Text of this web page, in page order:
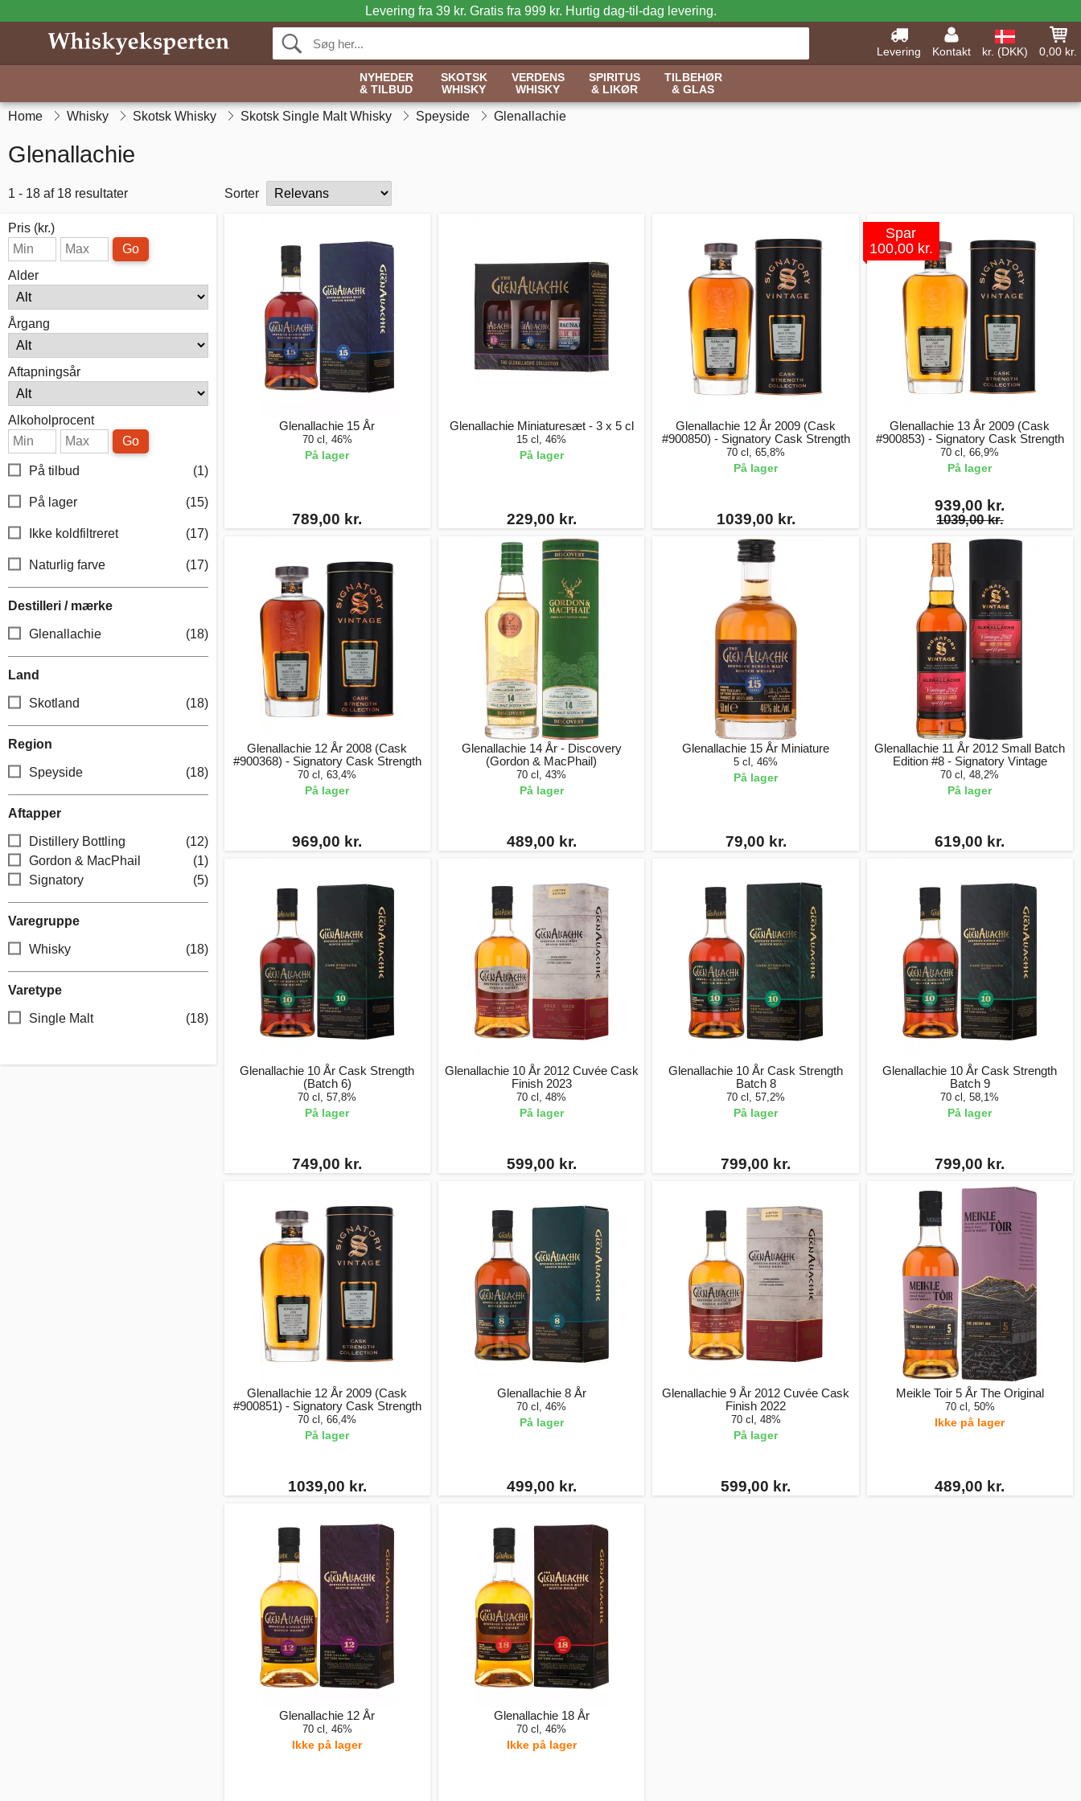
Levering fra 39 kr. Gratis fra 999 kr. Hurtig dag-til-dag levering.
Levering Kontakt kr. (DKK)
0,00 kr.
NYHEDER
& TILBUD
SKOTSK
WHISKY
VERDENS
WHISKY
SPIRITUS
& LIKØR
TILBEHØR
& GLAS
Home Whisky Skotsk Whisky Skotsk Single Malt Whisky Speyside Glenallachie
Glenallachie
1 - 18 af 18 resultater Sorter
Pris (kr.)
Go
Alder
Årgang
Aftapningsår
Alkoholprocent
Go
På tilbud (1)
På lager (15)
Ikke koldfiltreret (17)
Naturlig farve (17)
Destilleri / mærke
Glenallachie (18)
Land
Skotland (18)
Region
Speyside (18)
Aftapper
Distillery Bottling
(12)
Gordon & MacPhail
(1)
Signatory
(5)
Varegruppe
Whisky (18)
Varetype
Single Malt (18)
Glenallachie 15 År
70 cl, 46%
På lager
789,00 kr.
Glenallachie Miniaturesæt - 3 x 5 cl
15 cl, 46%
På lager
229,00 kr.
Glenallachie 12 År 2009 (Cask
#900850) - Signatory Cask Strength
70 cl, 65,8%
På lager
1039,00 kr.
Spar
100,00 kr.
Glenallachie 13 År 2009 (Cask
#900853) - Signatory Cask Strength
70 cl, 66,9%
På lager
939,00 kr.
1039,00 kr.
Glenallachie 12 År 2008 (Cask
#900368) - Signatory Cask Strength
70 cl, 63,4%
På lager
969,00 kr.
Glenallachie 14 År - Discovery
(Gordon & MacPhail)
70 cl, 43%
På lager
489,00 kr.
Glenallachie 15 År Miniature
5 cl, 46%
På lager
79,00 kr.
Glenallachie 11 År 2012 Small Batch
Edition #8 - Signatory Vintage
70 cl, 48,2%
På lager
619,00 kr.
Glenallachie 10 År Cask Strength
(Batch 6)
70 cl, 57,8%
På lager
749,00 kr.
Glenallachie 10 År 2012 Cuvée Cask
Finish 2023
70 cl, 48%
På lager
599,00 kr.
Glenallachie 10 År Cask Strength
Batch 8
70 cl, 57,2%
På lager
799,00 kr.
Glenallachie 10 År Cask Strength
Batch 9
70 cl, 58,1%
På lager
799,00 kr.
Glenallachie 12 År 2009 (Cask
#900851) - Signatory Cask Strength
70 cl, 66,4%
På lager
1039,00 kr.
Glenallachie 8 År
70 cl, 46%
På lager
499,00 kr.
Glenallachie 9 År 2012 Cuvée Cask
Finish 2022
70 cl, 48%
På lager
599,00 kr.
Meikle Toir 5 År The Original
70 cl, 50%
Ikke på lager
489,00 kr.
Glenallachie 12 År
70 cl, 46%
Ikke på lager
Glenallachie 18 År
70 cl, 46%
Ikke på lager